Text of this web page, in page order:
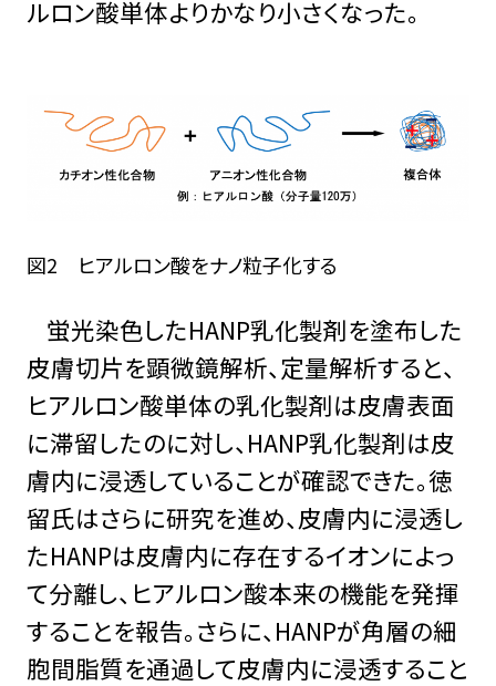
ルロン酸単体よりかなり小さくなった。
図2 ヒアルロン酸をナノ粒子化する
蛍光染色したHANP乳化製剤を塗布した
皮膚切片を顕微鏡解析、定量解析すると、
ヒアルロン酸単体の乳化製剤は皮膚表面
に滞留したのに対し、HANP乳化製剤は皮
膚内に浸透していることが確認できた。徳
留氏はさらに研究を進め、皮膚内に浸透し
たHANPは皮膚内に存在するイオンによっ
て分離し、ヒアルロン酸本来の機能を発揮
することを報告。さらに、HANPが角層の細
胞間脂質を通過して皮膚内に浸透すること